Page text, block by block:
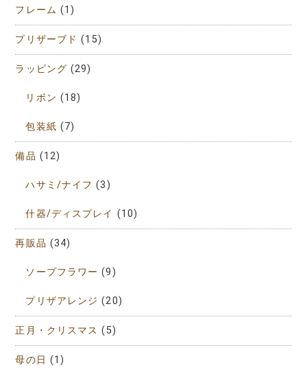
フレーム (1)
プリザーブド (15)
ラッピング (29)
リボン (18)
包装紙 (7)
備品 (12)
ハサミ/ナイフ (3)
什器/ディスプレイ (10)
再販品 (34)
ソープフラワー (9)
プリザアレンジ (20)
正月・クリスマス (5)
母の日 (1)